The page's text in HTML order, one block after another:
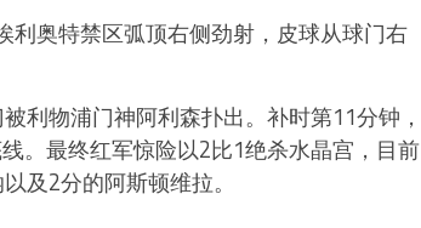
奥特禁区弧顶右侧劲射，皮球从球门右
利物浦门神阿利森扑出。补时第11分钟，
。最终红军惊险以2比1绝杀水晶宫，目前
及2分的阿斯顿维拉。